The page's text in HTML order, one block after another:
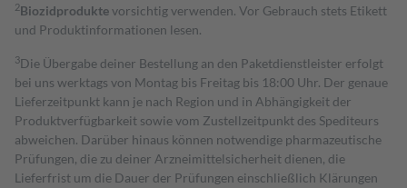
2Biozidproduktevorsichtig verwenden. Vor Gebrauch stets Etikett
und Produktinformationen lesen.
3Die Übergabe deiner Bestellung an den Paketdienstleister erfolgt
bei uns werktags von Montag bis Freitag bis 18:00 Uhr. Der genaue
Lieferzeitpunkt kann je nach Region und in Abhängigkeit der
Produktverfügbarkeit sowie vom Zustellzeitpunkt des Spediteurs
abweichen. Darüber hinaus können notwendige pharmazeutische
Prüfungen, die zu deiner Arzneimittelsicherheit dienen, die
Lieferfrist um die Dauer der Prüfungen einschließlich Klärungen